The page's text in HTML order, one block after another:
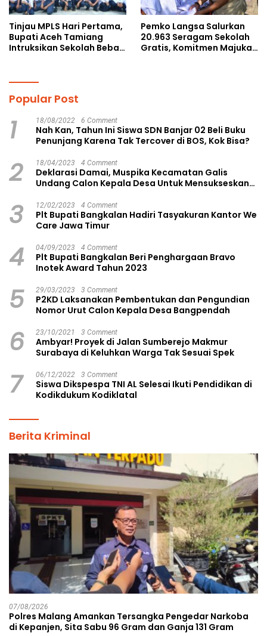
Tinjau MPLS Hari Pertama,
Bupati Aceh Tamiang
Intruksikan Sekolah Bebas
Pemko Langsa Salurkan
20.963 Seragam Sekolah
Gratis, Komitmen Majukan
Popular Post
1 18/08/2022 6 Comment
Nah Kan, Tahun Ini Siswa SDN Banjar 02 Beli Buku
Penunjang Karena Tak Tercover di BOS, Kok Bisa?
2 18/04/2023 4 Comment
Deklarasi Damai, Muspika Kecamatan Galis
Undang Calon Kepala Desa Untuk Mensukseskan
3 12/02/2023 4 Comment
Plt Bupati Bangkalan Hadiri Tasyakuran Kantor We
Care Jawa Timur
4 04/09/2023 4 Comment
Plt Bupati Bangkalan Beri Penghargaan Bravo
Inotek Award Tahun 2023
5 29/03/2023 3 Comment
P2KD Laksanakan Pembentukan dan Pengundian
Nomor Urut Calon Kepala Desa Bangpendah
6 23/10/2021 3 Comment
Ambyar! Proyek di Jalan Sumberejo Makmur
Surabaya di Keluhkan Warga Tak Sesuai Spek
7 06/12/2022 3 Comment
Siswa Dikspespa TNI AL Selesai Ikuti Pendidikan di
Kodikdukum Kodiklatal
Berita Kriminal
07/08/2026
Polres Malang Amankan Tersangka Pengedar Narkoba
di Kepanjen, Sita Sabu 96 Gram dan Ganja 131 Gram